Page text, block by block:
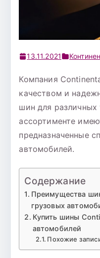
13.11.2021
Компания
качеством и
шин для
ассортименте
предназначенные
автомобилей.
Содержание
Преимущества
грузовых
Купить шины
автомобилей
Похожие